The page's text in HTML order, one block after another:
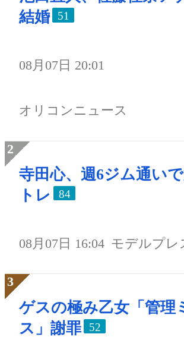
結婚
51
08月07日 20:01
オリコンニュース
寺田心、週6ジム通い
トレ
84
08月07日 16:04 モデルプレ
ゲスの極み乙女「管理
ス」謝罪
52